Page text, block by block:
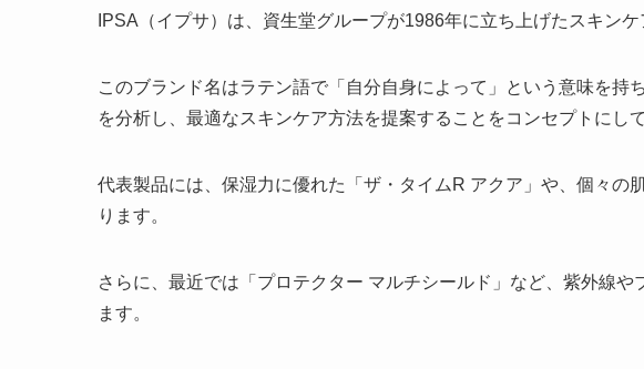
IPSA（イプサ）は、資生堂グループが1986年に立ち上げたスキン
このブランド名はラテン語で「自分自身によって」という意味を持
を分析し、最適なスキンケア方法を提案することをコンセプトにして
代表製品には、保湿力に優れた「ザ・タイムR アクア」や、個々の
ります。
さらに、最近では「プロテクター マルチシールド」など、紫外線
ます。